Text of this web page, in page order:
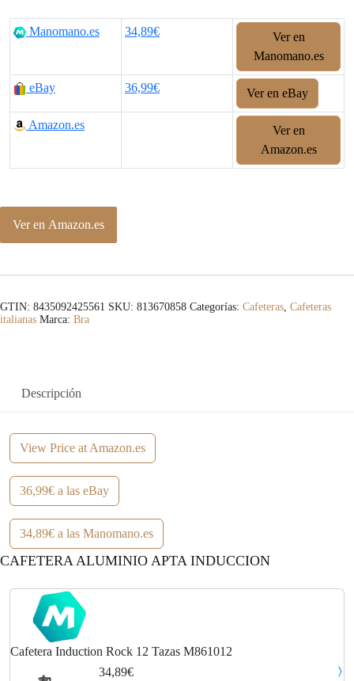
Manomano.es 34,89€
Ver en
Manomano.es
eBay 36,99€ Ver en eBay
Amazon.es
Ver en
Amazon.es
Ver en Amazon.es
GTIN: 8435092425561 SKU: 813670858 Categorías: Cafeteras, Cafeteras
italianas Marca: Bra
Descripción
View Price at Amazon.es
36,99€ a las eBay
34,89€ a las Manomano.es
CAFETERA ALUMINIO APTA INDUCCION
Cafetera Induction Rock 12 Tazas M861012
34,89€